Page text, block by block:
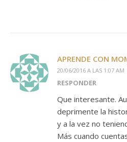
APRENDE CON
20/06/2016 A LAS 1:07 AM
RESPONDER
Que interesante.
deprimente la
y a la vez no
Más cuando